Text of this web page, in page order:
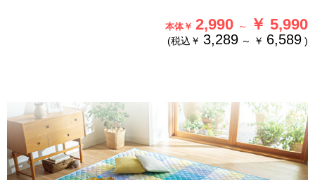
本体￥ 2,990 ～ ￥ 5,990
(税込￥ 3,289 ～ ￥ 6,589 )